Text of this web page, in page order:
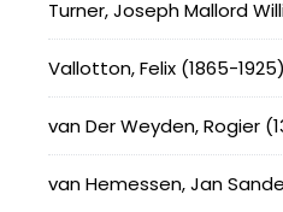
Turner, Joseph Mallord
Vallotton, Felix (1865-1925)
van Der Weyden, Rogier
van Hemessen, Jan